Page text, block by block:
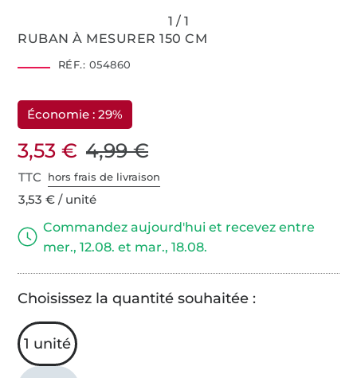
RUBAN À MESURER 150 CM
RÉF.: 054860
Économie : 29%
3,53 € 4,99 €
TTC hors frais de livraison
3,53 € / unité
Commandez aujourd'hui et recevez entre
mer., 12.08. et mar., 18.08.
Choisissez la quantité souhaitée :
1 unité